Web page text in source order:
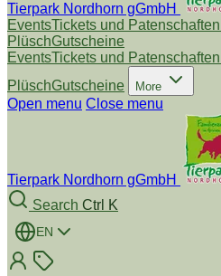
Tierpark Nordhorn gGmbH
EventsTickets und Patenschaften
PlüschGutscheine
EventsTickets und Patenschaften
PlüschGutscheine More
Open menu Close menu
Tierpark Nordhorn gGmbH
Search Ctrl K
EN